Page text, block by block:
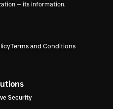
— its information.
Terms and Conditions
Security